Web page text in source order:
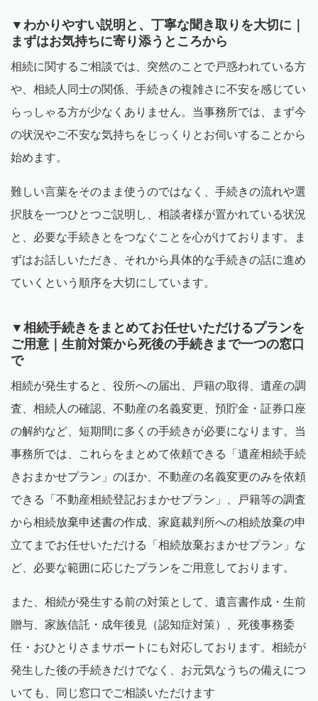
▼わかりやすい説明と、丁寧な聞き取りを大切に｜
まずはお気持ちに寄り添うところから
相続に関するご相談では、突然のことで戸惑われている方
や、相続人同士の関係、手続きの複雑さに不安を感じてい
らっしゃる方が少なくありません。当事務所では、まず今
の状況やご不安な気持ちをじっくりとお伺いすることから
始めます。
難しい言葉をそのまま使うのではなく、手続きの流れや選
択肢を一つひとつご説明し、相談者様が置かれている状況
と、必要な手続きとをつなぐことを心がけております。ま
ずはお話しいただき、それから具体的な手続きの話に進め
ていくという順序を大切にしています。
▼相続手続きをまとめてお任せいただけるプランを
ご用意｜生前対策から死後の手続きまで一つの窓口
で
相続が発生すると、役所への届出、戸籍の取得、遺産の調
査、相続人の確認、不動産の名義変更、預貯金・証券口座
の解約など、短期間に多くの手続きが必要になります。当
事務所では、これらをまとめて依頼できる「遺産相続手続
きおまかせプラン」のほか、不動産の名義変更のみを依頼
できる「不動産相続登記おまかせプラン」、戸籍等の調査
から相続放棄申述書の作成、家庭裁判所への相続放棄の申
立てまでお任せいただける「相続放棄おまかせプラン」な
ど、必要な範囲に応じたプランをご用意しております。
また、相続が発生する前の対策として、遺言書作成・生前
贈与、家族信託・成年後見（認知症対策）、死後事務委
任・おひとりさまサポートにも対応しております。相続が
発生した後の手続きだけでなく、お元気なうちの備えにつ
いても、同じ窓口でご相談いただけます